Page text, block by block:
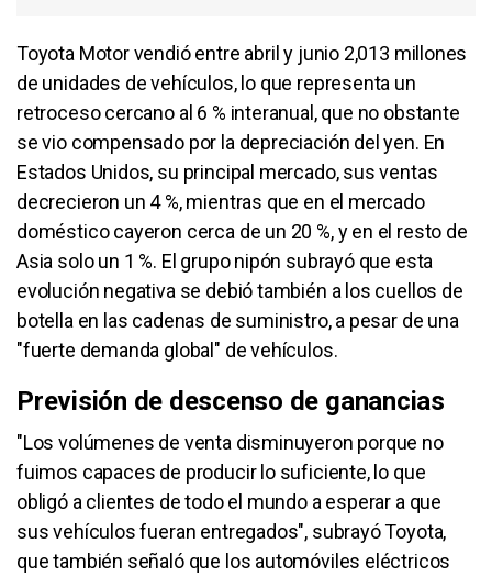
Toyota Motor vendió entre abril y junio 2,013 millones
de unidades de vehículos, lo que representa un
retroceso cercano al 6 % interanual, que no obstante
se vio compensado por la depreciación del yen. En
Estados Unidos, su principal mercado, sus ventas
decrecieron un 4 %, mientras que en el mercado
doméstico cayeron cerca de un 20 %, y en el resto de
Asia solo un 1 %. El grupo nipón subrayó que esta
evolución negativa se debió también a los cuellos de
botella en las cadenas de suministro, a pesar de una
"fuerte demanda global" de vehículos.
Previsión de descenso de ganancias
"Los volúmenes de venta disminuyeron porque no
fuimos capaces de producir lo suficiente, lo que
obligó a clientes de todo el mundo a esperar a que
sus vehículos fueran entregados", subrayó Toyota,
que también señaló que los automóviles eléctricos